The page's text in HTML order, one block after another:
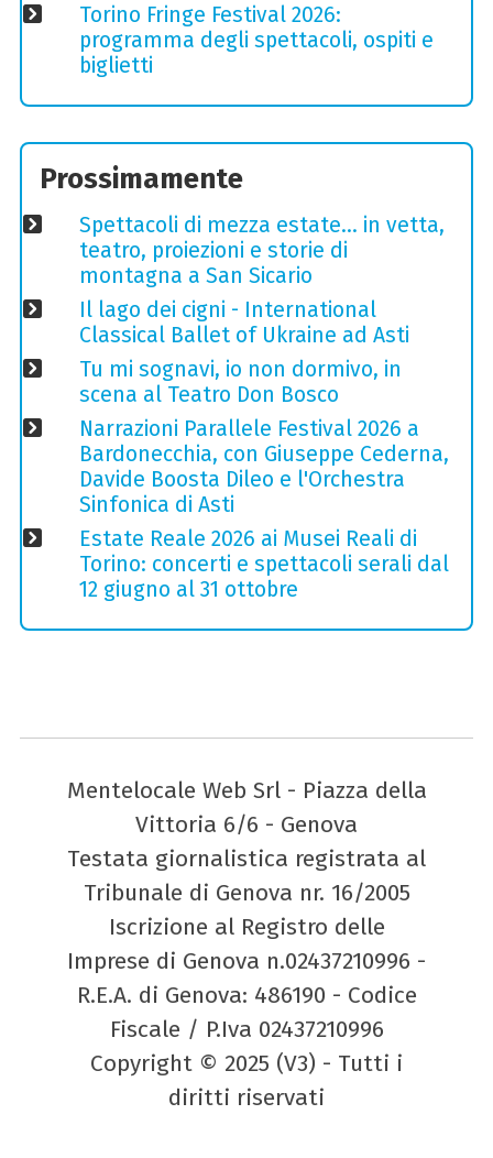
Torino Fringe Festival 2026:
programma degli spettacoli, ospiti e
biglietti
Prossimamente
Spettacoli di mezza estate… in vetta,
teatro, proiezioni e storie di
montagna a San Sicario
Il lago dei cigni - International
Classical Ballet of Ukraine ad Asti
Tu mi sognavi, io non dormivo, in
scena al Teatro Don Bosco
Narrazioni Parallele Festival 2026 a
Bardonecchia, con Giuseppe Cederna,
Davide Boosta Dileo e l'Orchestra
Sinfonica di Asti
Estate Reale 2026 ai Musei Reali di
Torino: concerti e spettacoli serali dal
12 giugno al 31 ottobre
Mentelocale Web Srl - Piazza della
Vittoria 6/6 - Genova
Testata giornalistica registrata al
Tribunale di Genova nr. 16/2005
Iscrizione al Registro delle
Imprese di Genova n.02437210996 -
R.E.A. di Genova: 486190 - Codice
Fiscale / P.Iva 02437210996
Copyright © 2025 (V3) - Tutti i
diritti riservati